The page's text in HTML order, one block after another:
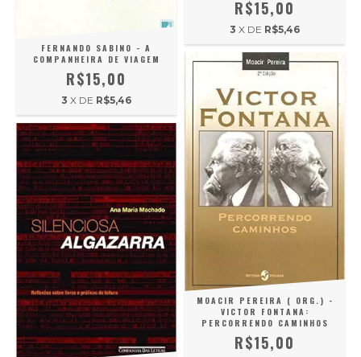
FERNANDO SABINO - A
COMPANHEIRA DE VIAGEM
R$15,00
3 X DE R$5,46
R$15,00
3 X DE R$5,46
MOACIR PEREIRA ( ORG.) -
VICTOR FONTANA:
PERCORRENDO CAMINHOS
R$15,00